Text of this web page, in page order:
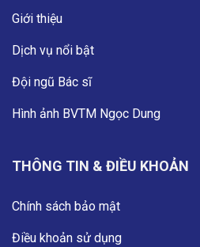
Giới thiệu
Dịch vụ nổi bật
Đội ngũ Bác sĩ
Hình ảnh BVTM Ngọc Dung
THÔNG TIN & ĐIỀU KHOẢN
Chính sách bảo mật
Điều khoản sử dụng